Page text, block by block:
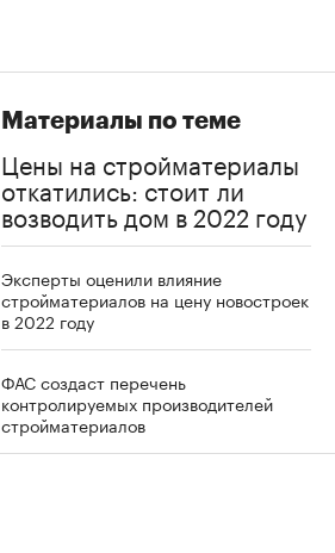
Материалы по теме
Цены на стройматериалы
откатились: стоит ли
возводить дом в 2022 году
Эксперты оценили влияние
стройматериалов на цену новостроек
в 2022 году
ФАС создаст перечень
контролируемых производителей
стройматериалов